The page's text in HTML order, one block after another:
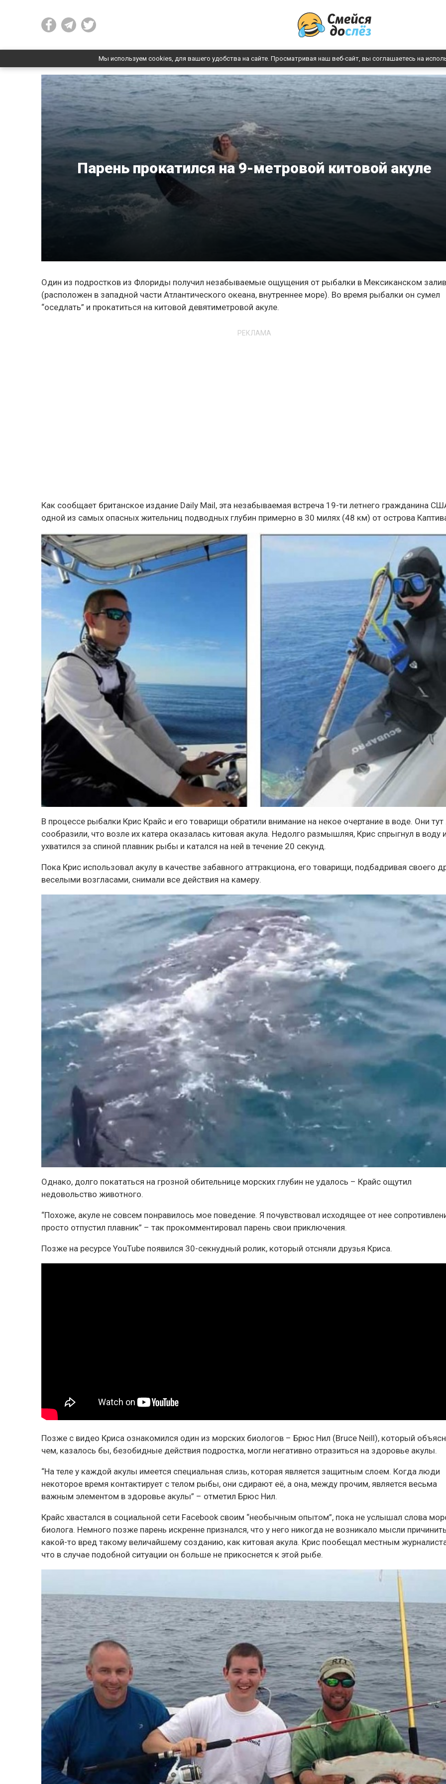
Мы используем cookies, для вашего удобства на сайте. Просматривая наш веб-сайт, вы соглашаетесь на
Парень прокатился на 9-метровой китовой акуле
Один из подростков из Флориды получил незабываемые ощущения от рыбалки в Мексиканском
(расположен в западной части Атлантического океана, внутреннее море). Во время рыбалки он сумел
“оседлать” и прокатиться на китовой девятиметровой акуле.
РЕКЛАМА
Как сообщает британское издание Daily Mail, эта незабываемая встреча 19-ти летнего гражданина
одной из самых опасных жительниц подводных глубин примерно в 30 милях (48 км) от острова
В процессе рыбалки Крис Крайс и его товарищи обратили внимание на некое очертание в воде. Они
сообразили, что возле их катера оказалась китовая акула. Недолго размышляя, Крис спрыгнул в воду
ухватился за спиной плавник рыбы и катался на ней в течение 20 секунд.
Пока Крис использовал акулу в качестве забавного аттракциона, его товарищи, подбадривая своего
веселыми возгласами, снимали все действия на камеру.
Однако, долго покататься на грозной обительнице морских глубин не удалось – Крайс ощутил
недовольство животного.
“Похоже, акуле не совсем понравилось мое поведение. Я почувствовал исходящее от нее
просто отпустил плавник” – так прокомментировал парень свои приключения.
Позже на ресурсе YouTube появился 30-секнудный ролик, который отсняли друзья Криса.
Позже с видео Криса ознакомился один из морских биологов – Брюс Нил (Bruce Neill), который
чем, казалось бы, безобидные действия подростка, могли негативно отразиться на здоровье акулы.
“На теле у каждой акулы имеется специальная слизь, которая является защитным слоем. Когда люди
некоторое время контактирует с телом рыбы, они сдирают её, а она, между прочим, является весьма
важным элементом в здоровье акулы” – отметил Брюс Нил.
Крайс хвастался в социальной сети Facebook своим “необычным опытом”, пока не услышал слова
биолога. Немного позже парень искренне признался, что у него никогда не возникало мысли
какой-то вред такому величайшему созданию, как китовая акула. Крис пообещал местным
что в случае подобной ситуации он больше не прикоснется к этой рыбе.